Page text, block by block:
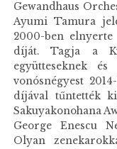
Gewandhaus
Ayumi Tamura
2000-ben
díját. Tagja a
együtteseknek
vonósnégyest
díjával tűntették
Sakuyakonohana
George Enescu
Olyan